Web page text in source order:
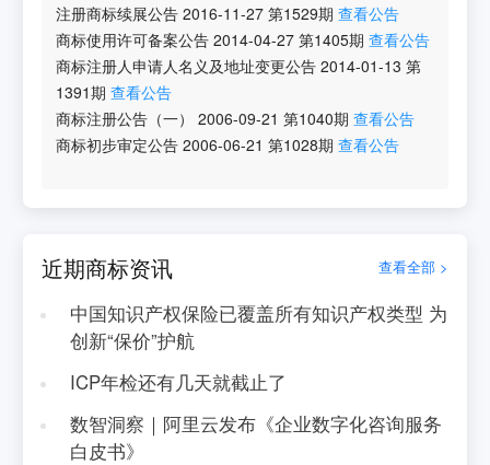
注册商标续展公告 2016-11-27 第1529期 查看公告
商标使用许可备案公告 2014-04-27 第1405期 查看公告
商标注册人申请人名义及地址变更公告 2014-01-13 第
1391期 查看公告
商标注册公告（一）
2006-09-21 第1040期 查看公告
商标初步审定公告 2006-06-21 第1028期 查看公告
近期商标资讯 查看全部 >
中国知识产权保险已覆盖所有知识产权类型 为
创新“保价”护航
ICP年检还有几天就截止了
数智洞察｜阿里云发布《企业数字化咨询服务
白皮书》